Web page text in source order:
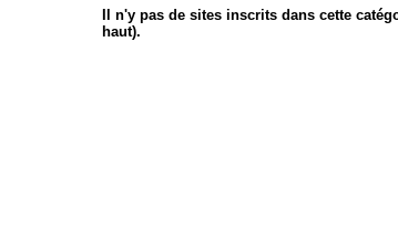
Il n'y pas de sites inscrits dans cette
haut).